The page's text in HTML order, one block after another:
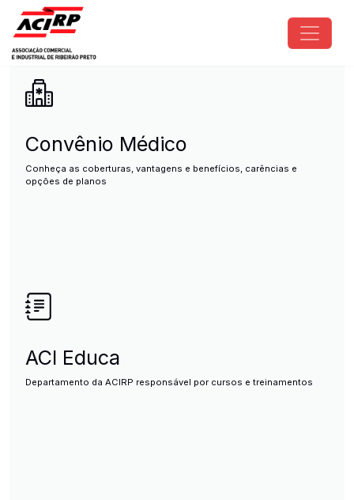
Pular para o conteúdo principal
ACIRP - Associação Comercial
Convênio Médico
Conheça as coberturas, vantagens e benefícios, carências e
opções de planos
ACI Educa
Departamento da ACIRP responsável por cursos e treinamentos